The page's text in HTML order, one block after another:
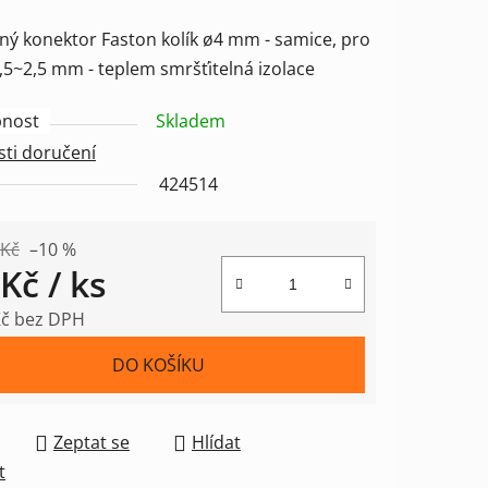
konektor Faston kolík ø4 mm - samice, pro
mm - teplem smršťitelná izolace
Skladem
doručení
424514
–10 %
/ ks
bez DPH
DO KOŠÍKU
Zeptat se
Hlídat